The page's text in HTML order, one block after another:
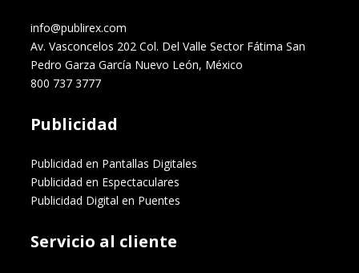
info@publirex.com
Av. Vasconcelos 202 Col. Del Valle Sector Fátima San
Pedro Garza García Nuevo León, México
800 737 3777
Publicidad
Publicidad en Pantallas Digitales
Publicidad en Espectaculares
Publicidad Digital en Puentes
Servicio al cliente